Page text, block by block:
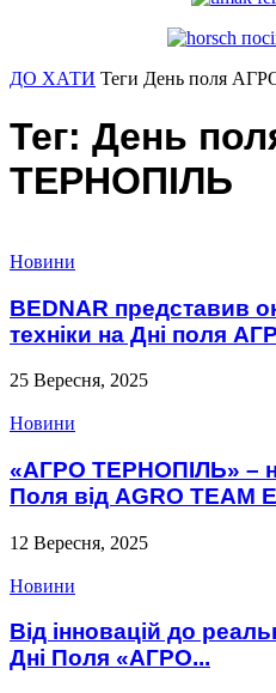
ДО ХАТИ Теги День поля
Тег: День
ТЕРНОПІЛЬ
Новини
BEDNAR представив
техніки на Дні поля
25 Вересня, 2025
Новини
«АГРО ТЕРНОПІЛЬ» –
Поля від AGRO TEAM
12 Вересня, 2025
Новини
Від інновацій до
Дні Поля «АГРО...